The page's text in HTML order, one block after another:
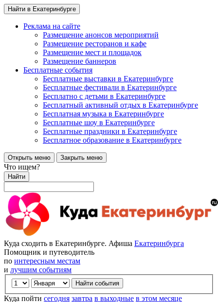
Найти в Екатеринбурге
Реклама на сайте
Размещение анонсов мероприятий
Размещение ресторанов и кафе
Размещение мест и площадок
Размещение баннеров
Бесплатные события
Бесплатные выставки в Екатеринбурге
Бесплатные фестивали в Екатеринбурге
Бесплатно с детьми в Екатеринбурге
Бесплатный активный отдых в Екатеринбурге
Бесплатная музыка в Екатеринбурге
Бесплатные шоу в Екатеринбурге
Бесплатные праздники в Екатеринбурге
Бесплатное образование в Екатеринбурге
Открыть меню Закрыть меню
Что ищем?
Найти
Куда сходить в Екатеринбурге. Афиша Екатеринбурга
Помощник и путеводитель
по интересным местам
и лучшим событиям
Куда пойти сегодня завтра в выходные в этом месяце